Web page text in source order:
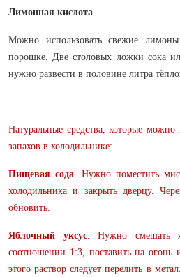
Лимонная кислота.
Можно использовать свежие
порошке. Две столовых ложки сока
нужно развести в половине литра
Натуральные средства, которые можно
запахов в холодильнике:
Пищевая сода. Нужно поместить
холодильника и закрыть дверцу.
обновить.
Яблочный уксус. Нужно смешать
соотношении 1:3, поставить на огонь
этого раствор следует перелить в